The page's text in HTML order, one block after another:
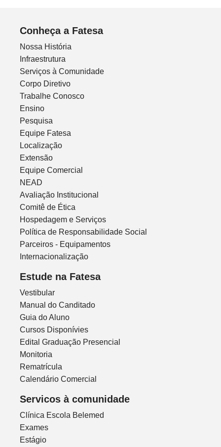
Conheça a Fatesa
Nossa História
Infraestrutura
Serviços à Comunidade
Corpo Diretivo
Trabalhe Conosco
Ensino
Pesquisa
Equipe Fatesa
Localização
Extensão
Equipe Comercial
NEAD
Avaliação Institucional
Comitê de Ética
Hospedagem e Serviços
Política de Responsabilidade Social
Parceiros - Equipamentos
Internacionalização
Estude na Fatesa
Vestibular
Manual do Canditado
Guia do Aluno
Cursos Disponívies
Edital Graduação Presencial
Monitoria
Rematrícula
Calendário Comercial
Servicos à comunidade
Clínica Escola Belemed
Exames
Estágio